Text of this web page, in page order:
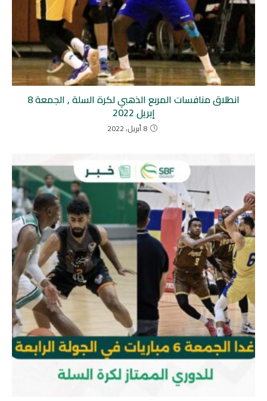
انطلاق منافسات المربع الذهبي لكرة السلة , الجمعة 8
إبريل 2022
8 أبريل، 2022